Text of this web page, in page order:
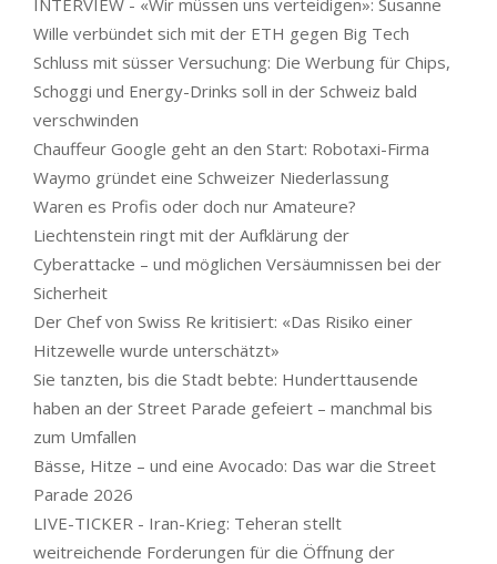
Wille verbündet sich mit der ETH gegen Big Tech
Schluss mit süsser Versuchung: Die Werbung für Chips,
Schoggi und Energy-Drinks soll in der Schweiz bald
verschwinden
Chauffeur Google geht an den Start: Robotaxi-Firma
Waymo gründet eine Schweizer Niederlassung
Waren es Profis oder doch nur Amateure?
Liechtenstein ringt mit der Aufklärung der
Cyberattacke – und möglichen Versäumnissen bei der
Sicherheit
Der Chef von Swiss Re kritisiert: «Das Risiko einer
Hitzewelle wurde unterschätzt»
Sie tanzten, bis die Stadt bebte: Hunderttausende
haben an der Street Parade gefeiert – manchmal bis
zum Umfallen
Bässe, Hitze – und eine Avocado: Das war die Street
Parade 2026
LIVE-TICKER - Iran-Krieg: Teheran stellt
weitreichende Forderungen für die Öffnung der